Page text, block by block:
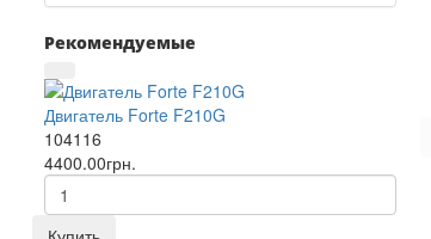
Рекомендуемые
Двигатель Forte F210G
104116
4400.00грн.